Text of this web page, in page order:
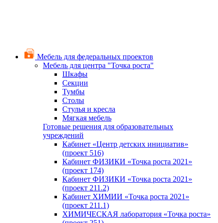
Мебель для федеральных проектов
Мебель для центра "Точка роста"
Шкафы
Секции
Тумбы
Столы
Стулья и кресла
Мягкая мебель
Готовые решения для образовательных
учреждений
Кабинет «Центр детских инициатив»
(проект 516)
Кабинет ФИЗИКИ «Точка роста 2021»
(проект 174)
Кабинет ФИЗИКИ «Точка роста 2021»
(проект 211.2)
Кабинет ХИМИИ «Точка роста 2021»
(проект 211.1)
ХИМИЧЕСКАЯ лаборатория «Точка роста»